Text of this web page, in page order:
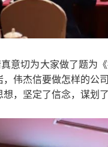
意切为大家做了题为
，伟杰信要做怎样的公
，坚定了信念，谋划